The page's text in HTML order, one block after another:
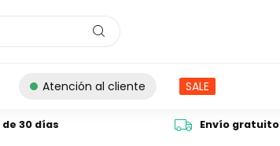
Atención al cliente SALE
de 30 días Envío gratuito